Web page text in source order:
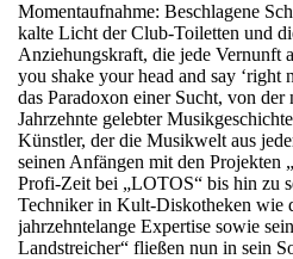
Momentaufnahme: Beschlagene
kalte Licht der Club-Toiletten und
Anziehungskraft, die jede Vernunft
you shake your head and say ‘right
das Paradoxon einer Sucht, von der
Jahrzehnte gelebter
Künstler, der die Musikwelt aus
seinen Anfängen mit den Projekten
Profi-Zeit bei „LOTOS“ bis hin zu
Techniker in Kult-Diskotheken wie
jahrzehntelange Expertise sowie
Landstreicher“ fließen nun in sein